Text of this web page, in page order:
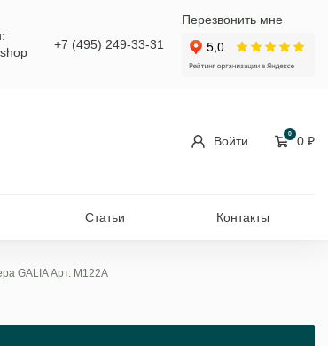
+7 (495) 249-33-31
Перезвонить мне
Войти
0
0 ₽
Статьи Контакты
GALIA Арт. M122A